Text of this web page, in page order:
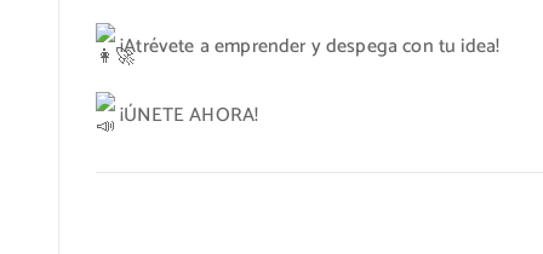
¡Atrévete a emprender y despega con tu idea!
¡ÚNETE AHORA!